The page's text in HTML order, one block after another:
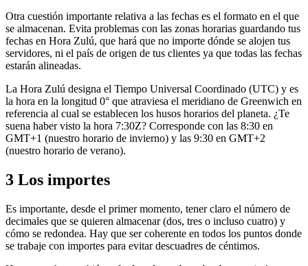
Otra cuestión importante relativa a las fechas es el formato en el que
se almacenan. Evita problemas con las zonas horarias guardando tus
fechas en Hora Zulú, que hará que no importe dónde se alojen tus
servidores, ni el país de origen de tus clientes ya que todas las fechas
estarán alineadas.
La Hora Zulú designa el Tiempo Universal Coordinado (UTC) y es
la hora en la longitud 0° que atraviesa el meridiano de Greenwich en
referencia al cual se establecen los husos horarios del planeta. ¿Te
suena haber visto la hora 7:30Z? Corresponde con las 8:30 en
GMT+1 (nuestro horario de invierno) y las 9:30 en GMT+2
(nuestro horario de verano).
3 Los importes
Es importante, desde el primer momento, tener claro el número de
decimales que se quieren almacenar (dos, tres o incluso cuatro) y
cómo se redondea. Hay que ser coherente en todos los puntos donde
se trabaje con importes para evitar descuadres de céntimos.